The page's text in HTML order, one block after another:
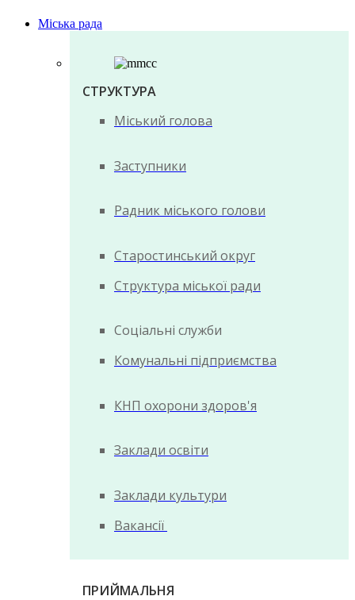
Міська рада
СТРУКТУРА
Міський голова
Заступники
Радник міського голови
Старостинський округ
Структура міської ради
Соціальні служби
Комунальні підприємства
КНП охорони здоров'я
Заклади освіти
Заклади культури
Вакансії
ПРИЙМАЛЬНЯ